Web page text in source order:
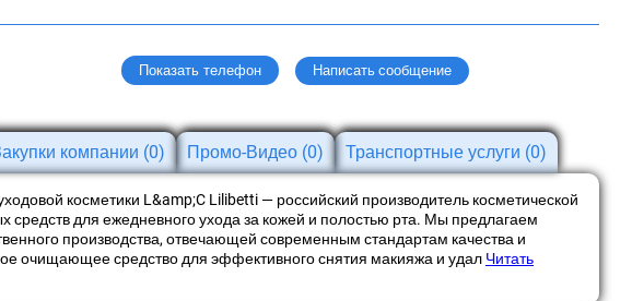
Показать телефон Написать сообщение
компании (0) Промо-Видео (0) Транспортные услуги (0)
косметики L&amp;C Lilibetti — российский производитель косметической
для ежедневного ухода за кожей и полостью рта. Мы предлагаем
производства, отвечающей современным стандартам качества и
очищающее средство для эффективного снятия макияжа и удал Читать